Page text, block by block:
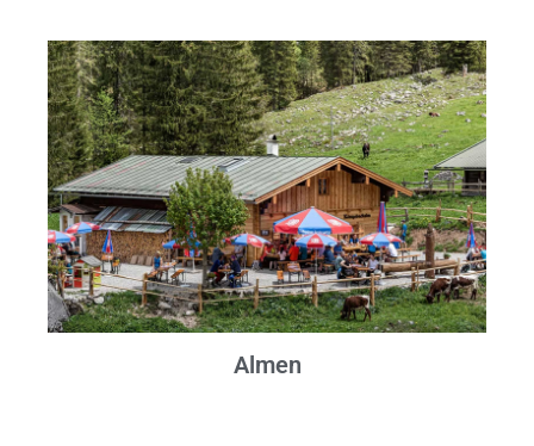
Almen